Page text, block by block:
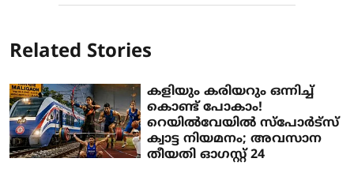
Related Stories
കളിയും കരിയറും ഒന്നിച്ച്
കൊണ്ട് പോകാം!
റെയിൽവേയിൽ സ്പോർട്സ്
ക്വാട്ട നിയമനം; അവസാന
തീയതി ഓഗസ്റ്റ് 24